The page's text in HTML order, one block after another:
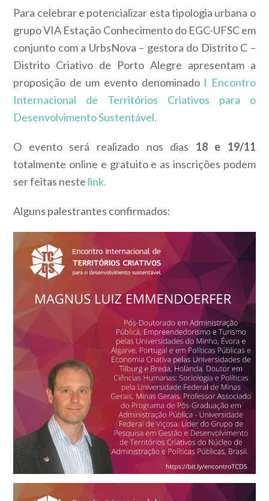
Para celebrar e potencializar esta tipologia urbana o
grupo VIA Estação Conhecimento do EGC-UFSC em
conjunto com a UrbsNova – gestora do Distrito C –
Distrito Criativo de Porto Alegre apresentam a
proposição de um evento denominado I Encontro
Internacional de Territórios Criativos para o
Desenvolvimento Sustentável.
O evento será realizado nos dias 18 e 19/11
totalmente online e gratuito e as inscrições podem
ser feitas neste link.
Alguns palestrantes confirmados: